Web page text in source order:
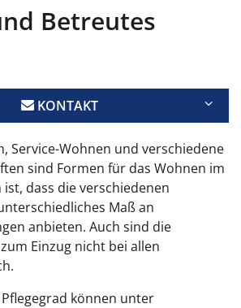
Betreutes
KONTAKT
Service-Wohnen und verschiedene
sind Formen für das Wohnen im
dass die verschiedenen
Maß an
anbieten. Auch sind die
Einzug nicht bei allen
können unter